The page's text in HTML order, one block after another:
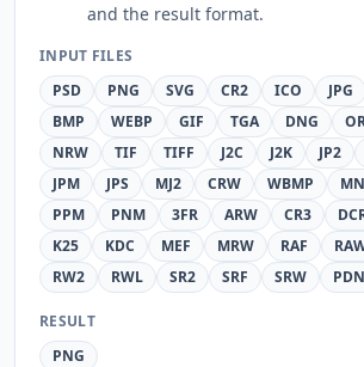
and the result format.
INPUT FILES
PSD
PNG SVG CR2 ICO JPG
BMP
WEBP GIF TGA DNG
NRW
TIF TIFF J2C J2K JP2
JPM
JPS MJ2 CRW WBMP
PPM
PNM 3FR ARW CR3
K25
KDC MEF MRW RAF
RW2
RWL SR2 SRF SRW PDN
RESULT
PNG